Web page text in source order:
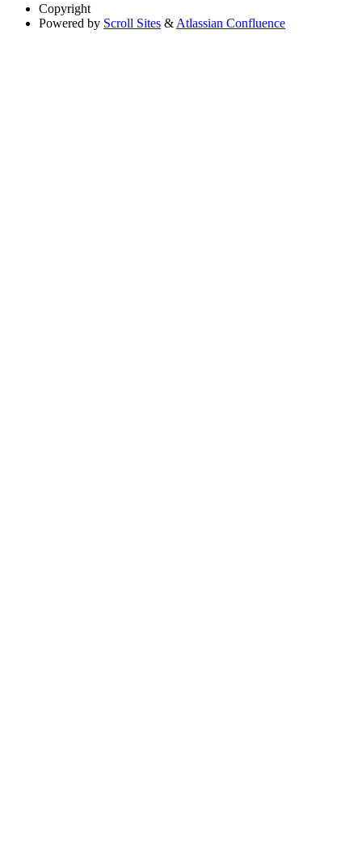
Copyright
Powered by Scroll Sites & Atlassian Confluence